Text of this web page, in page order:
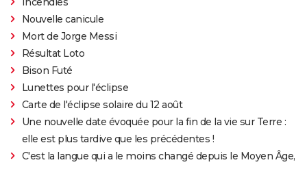
Nouvelle canicule
Mort de Jorge Messi
Résultat Loto
Bison Futé
Lunettes pour l'éclipse
Carte de l'éclipse solaire du 12 août
Une nouvelle date évoquée pour la fin de la vie sur Terre :
elle est plus tardive que les précédentes !
C'est la langue qui a le moins changé depuis le Moyen Âge,